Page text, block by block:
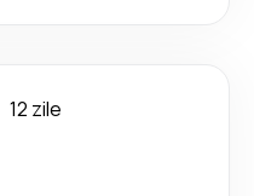
12 zile